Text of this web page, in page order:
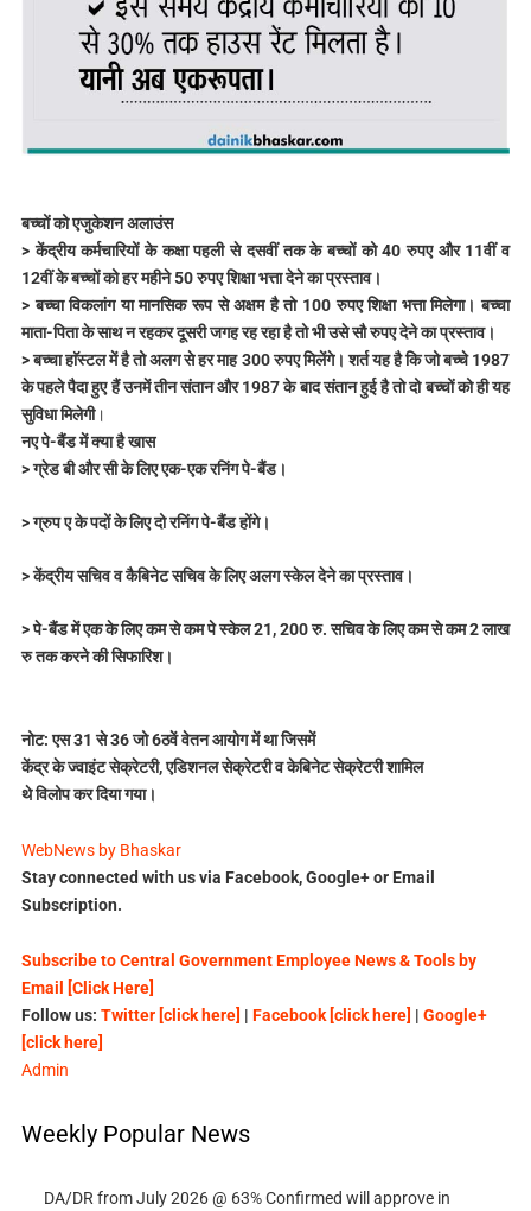
बच्चों को एजुकेशन अलाउंस
> केंद्रीय कर्मचारियों के कक्षा पहली से दसवीं तक के बच्चों को 40 रुपए और 11वीं व
12वीं के बच्चों को हर महीने 50 रुपए शिक्षा भत्ता देने का प्रस्ताव।
> बच्चा विकलांग या मानसिक रूप से अक्षम है तो 100 रुपए शिक्षा भत्ता मिलेगा। बच्चा
माता-पिता के साथ न रहकर दूसरी जगह रह रहा है तो भी उसे सौ रुपए देने का प्रस्ताव।
> बच्चा हाॅस्टल में है तो अलग से हर माह 300 रुपए मिलेंगे। शर्त यह है कि जो बच्चे 1987
के पहले पैदा हुए हैं उनमें तीन संतान और 1987 के बाद संतान हुई है तो दो बच्चों को ही यह
सुविधा मिलेगी।
नए पे-बैंड में क्या है खास
> ग्रेड बी और सी के लिए एक-एक रनिंग पे-बैंड।
> ग्रुप ए के पदों के लिए दो रनिंग पे-बैंड होंगे।
> केंद्रीय सचिव व कैबिनेट सचिव के लिए अलग स्केल देने का प्रस्ताव।
> पे-बैंड में एक के लिए कम से कम पे स्केल 21, 200 रु. सचिव के लिए कम से कम 2 लाख
रु तक करने की सिफारिश।
नोट: एस 31 से 36 जो 6ठवें वेतन आयोग में था जिसमें
केंद्र के ज्वाइंट सेक्रेटरी, एडिशनल सेक्रेटरी व केबिनेट सेक्रेटरी शामिल
थे विलोप कर दिया गया।
WebNews by Bhaskar
Stay connected with us via Facebook, Google+ or Email
Subscription.
Subscribe to Central Government Employee News & Tools by
Email [Click Here]
Follow us: Twitter [click here] | Facebook [click here] | Google+
[click here]
Admin
Weekly Popular News
DA/DR from July 2026 @ 63% Confirmed will approve in